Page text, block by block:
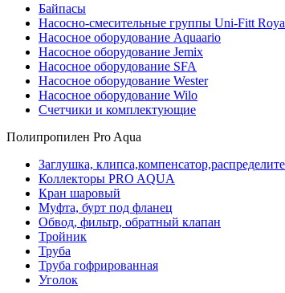
Байпасы
Насосно-смесительные группы Uni-Fitt
Насосное оборудование Aquaario
Насосное оборудование Jemix
Насосное оборудование SFA
Насосное оборудование Wester
Насосное оборудование Wilo
Счетчики и комплектующие
Полипропилен Pro Aqua
Заглушка,
Коллекторы PRO AQUA
Кран шаровый
Муфта, бурт под фланец
Обвод, фильтр, обратный клапан
Тройник
Труба
Труба гофрированная
Уголок